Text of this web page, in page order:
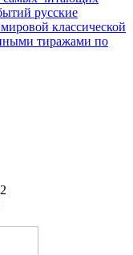
русские
классической
тиражами по